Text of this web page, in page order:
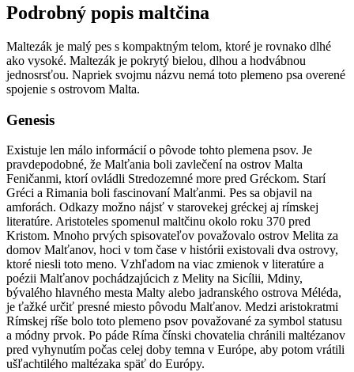
Podrobný popis maltčina
Maltezák je malý pes s kompaktným telom, ktoré je rovnako dlhé
ako vysoké. Maltezák je pokrytý bielou, dlhou a hodvábnou
jednosrsťou. Napriek svojmu názvu nemá toto plemeno psa overené
spojenie s ostrovom Malta.
Genesis
Existuje len málo informácií o pôvode tohto plemena psov. Je
pravdepodobné, že Malťania boli zavlečení na ostrov Malta
Feničanmi, ktorí ovládli Stredozemné more pred Gréckom. Starí
Gréci a Rimania boli fascinovaní Malťanmi. Pes sa objavil na
amforách. Odkazy možno nájsť v starovekej gréckej aj rímskej
literatúre. Aristoteles spomenul maltčinu okolo roku 370 pred
Kristom. Mnoho prvých spisovateľov považovalo ostrov Melita za
domov Malťanov, hoci v tom čase v histórii existovali dva ostrovy,
ktoré niesli toto meno. Vzhľadom na viac zmienok v literatúre a
poézii Malťanov pochádzajúcich z Melity na Sicílii, Mdiny,
bývalého hlavného mesta Malty alebo jadranského ostrova Méléda,
je ťažké určiť presné miesto pôvodu Malťanov. Medzi aristokratmi
Rímskej ríše bolo toto plemeno psov považované za symbol statusu
a módny prvok. Po páde Ríma čínski chovatelia chránili maltézanov
pred vyhynutím počas celej doby temna v Európe, aby potom vrátili
ušľachtilého maltézaka späť do Európy.